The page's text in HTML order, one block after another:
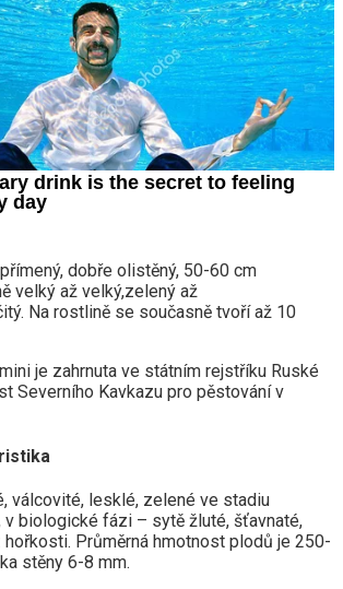
dobře olistěný, 50-60 cm
velký až velký,zelený až
Na rostlině se současně tvoří až 10
je zahrnuta ve státním rejstříku Ruské
Severního Kavkazu pro pěstování v
válcovité, lesklé, zelené ve stadiu
biologické fázi – sytě žluté, šťavnaté,
Průměrná hmotnost plodů je 250-
stěny 6-8 mm.